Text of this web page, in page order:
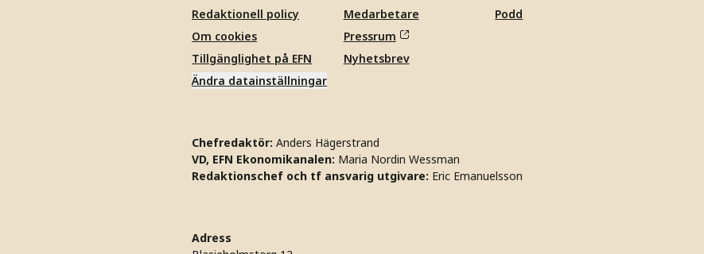
Redaktionell policy
Om cookies
Tillgänglighet på EFN
Ändra datainställningar
Medarbetare
Pressrum
Nyhetsbrev
Podd
Chefredaktör: Anders Hägerstrand
VD, EFN Ekonomikanalen: Maria Nordin Wessman
Redaktionschef och tf ansvarig utgivare: Eric Emanuelsson
Adress